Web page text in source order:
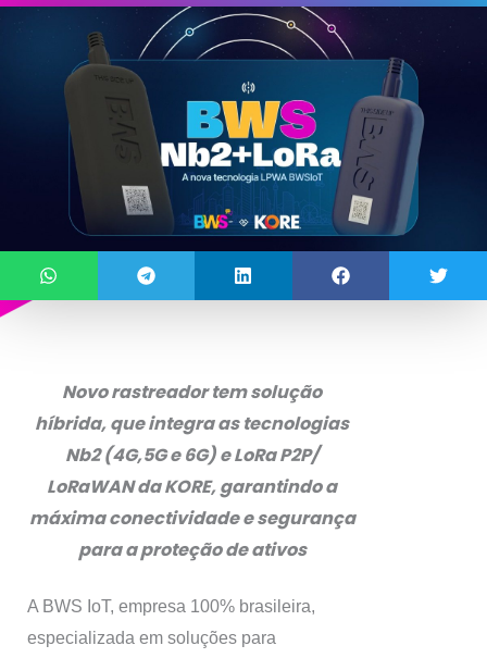
Novo rastreador tem solução
híbrida, que integra as tecnologias
Nb2 (4G,5G e 6G) e LoRa P2P/
LoRaWAN da KORE, garantindo a
máxima conectividade e segurança
para a proteção de ativos
A BWS IoT, empresa 100% brasileira,
especializada em soluções para